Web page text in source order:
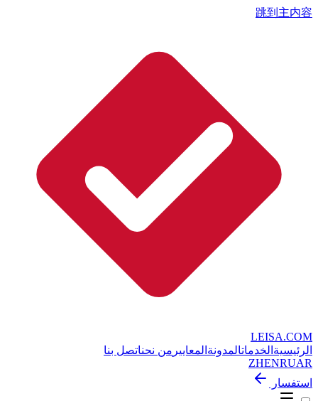
跳到主内容
LEISA.COM
الرئيسية الخدماتالمدونة المعايير من نحناتصل بنا
ZHENRUAR
استفسار